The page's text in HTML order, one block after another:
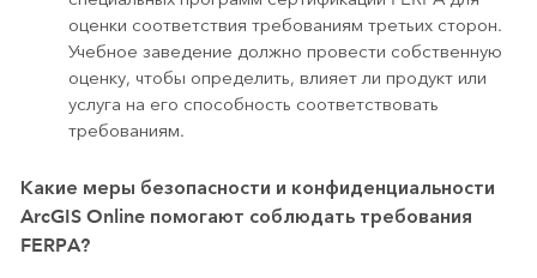
оценки соответствия требованиям третьих сторон.
Учебное заведение должно провести собственную
оценку, чтобы определить, влияет ли продукт или
услуга на его способность соответствовать
требованиям.
Какие меры безопасности и конфиденциальности
ArcGIS Online помогают соблюдать требования
FERPA?